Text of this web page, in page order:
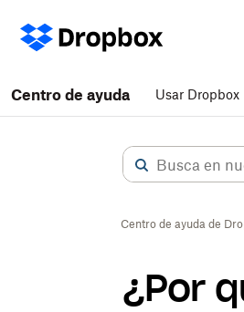
Centro de ayuda Usar Dropbox
Centro de ayuda de
¿Por